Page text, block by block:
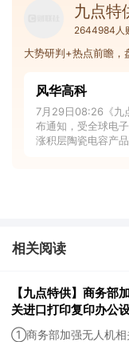
九点特
2644984人
大势研判+热点前瞻，
风华高科
7月29日08:26《九
布通知，受全球电
涨积层陶瓷电容产
相关阅读
【九点特供】商务部
关进口打印复印办公
消费级3D打印机已占
①商务部加强无人机相